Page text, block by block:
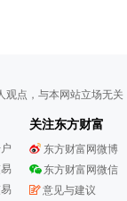
点，与本网站立场无
关注东方财富
东方财富网微博
东方财富网微信
意见与建议